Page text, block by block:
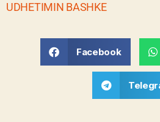
UDHETIMIN BASHKE
Facebook